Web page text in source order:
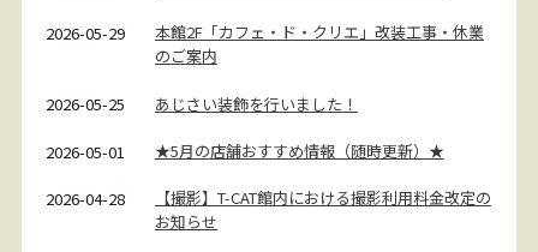
2026-05-29
本館2F「カフェ・ド・クリエ」改装工事・休業
のご案内
2026-05-25 あじさい装飾を行いました！
2026-05-01 ★5月の店舗おすすめ情報（随時更新）★
2026-04-28
【撮影】T-CAT館内における撮影利用料金改定の
お知らせ